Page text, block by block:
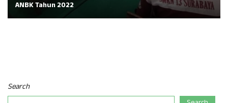
ANBK Tahun 2022
Search